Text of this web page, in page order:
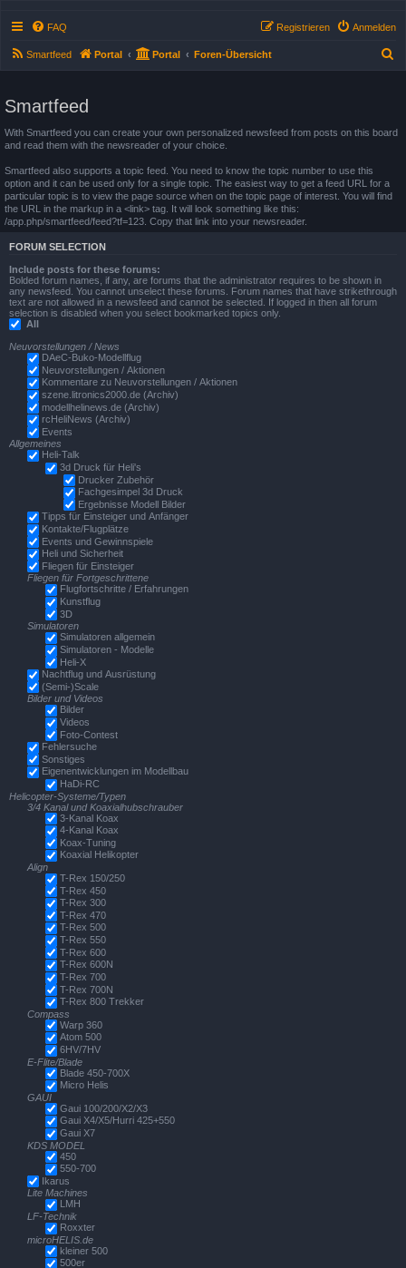
FAQ Anmelden
Registrieren
Smartfeed Portal Portal Foren-Übersicht
Smartfeed
With Smartfeed you can create your own personalized newsfeed from posts on this board
and read them with the newsreader of your choice.
Smartfeed also supports a topic feed. You need to know the topic number to use this
option and it can be used only for a single topic. The easiest way to get a feed URL for a
particular topic is to view the page source when on the topic page of interest. You will find
the URL in the markup in a <link> tag. It will look something like this:
/app.php/smartfeed/feed?tf=123. Copy that link into your newsreader.
FORUM SELECTION
Include posts for these forums:
Bolded forum names, if any, are forums that the administrator requires to be shown in
any newsfeed. You cannot unselect these forums. Forum names that have strikethrough
text are not allowed in a newsfeed and cannot be selected. If logged in then all forum
selection is disabled when you select bookmarked topics only.
All
Neuvorstellungen / News
DAeC-Buko-Modellflug
Neuvorstellungen / Aktionen
Kommentare zu Neuvorstellungen / Aktionen
szene.litronics2000.de (Archiv)
modellhelinews.de (Archiv)
rcHeliNews (Archiv)
Events
Allgemeines
Heli-Talk
3d Druck für Heli's
Drucker Zubehör
Fachgesimpel 3d Druck
Ergebnisse Modell Bilder
Tipps für Einsteiger und Anfänger
Kontakte/Flugplätze
Events und Gewinnspiele
Heli und Sicherheit
Fliegen für Einsteiger
Fliegen für Fortgeschrittene
Flugfortschritte / Erfahrungen
Kunstflug
3D
Simulatoren
Simulatoren allgemein
Simulatoren - Modelle
Heli-X
Nachtflug und Ausrüstung
(Semi-)Scale
Bilder und Videos
Bilder
Videos
Foto-Contest
Fehlersuche
Sonstiges
Eigenentwicklungen im Modellbau
HaDi-RC
Helicopter-Systeme/Typen
3/4 Kanal und Koaxialhubschrauber
3-Kanal Koax
4-Kanal Koax
Koax-Tuning
Koaxial Helikopter
Align
T-Rex 150/250
T-Rex 450
T-Rex 300
T-Rex 470
T-Rex 500
T-Rex 550
T-Rex 600
T-Rex 600N
T-Rex 700
T-Rex 700N
T-Rex 800 Trekker
Compass
Warp 360
Atom 500
6HV/7HV
E-Flite/Blade
Blade 450-700X
Micro Helis
GAUI
Gaui 100/200/X2/X3
Gaui X4/X5/Hurri 425+550
Gaui X7
KDS MODEL
450
550-700
Ikarus
Lite Machines
LMH
LF-Technik
Roxxter
microHELIS.de
kleiner 500
500er